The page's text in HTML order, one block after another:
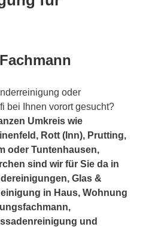
oder
bei Ihnen vorort gesucht?
Umkreis wie
Rott (Inn), Prutting,
oder Tuntenhausen,
sind wir für Sie da in
Glas &
in Haus, Wohnung
und